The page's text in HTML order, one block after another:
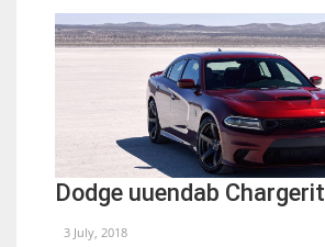
Dodge uuendab Chargerit
3 July, 2018